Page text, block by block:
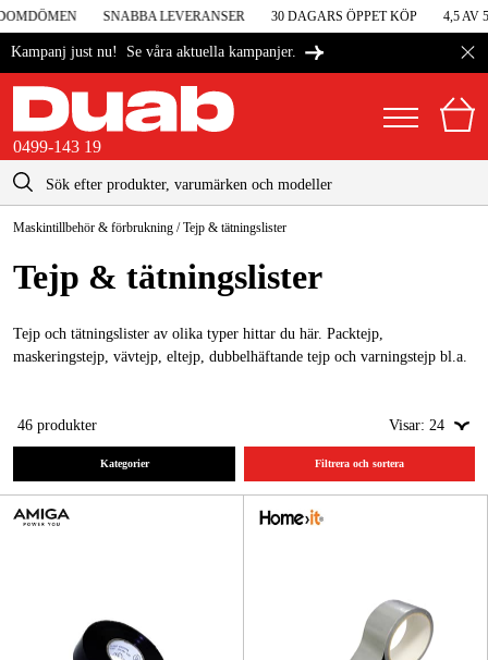
SNABBA LEVERANSER 30 DAGARS ÖPPET KÖP 4,5 AV 5 I
Kampanj just nu! Se våra aktuella kampanjer.
0499-143 19
Sverige
Danmark
Suomi
Norge
Deutschland
Maskiner & verktyg
Garage & verkstad
Arbetskläder & skydd
El & bygg
Skog & trädgård
Kampanjer
kontakt@duab.se
Maskintillbehör & förbrukning /Tejp & tätningslister
Tejp & tätningslister
Tejp och tätningslister av olika typer hittar du här. Packtejp,
maskeringstejp, vävtejp, eltejp, dubbelhäftande tejp och varningstejp bl.a.
46 produkter Visar: 24
Kategorier Filtrera och sortera